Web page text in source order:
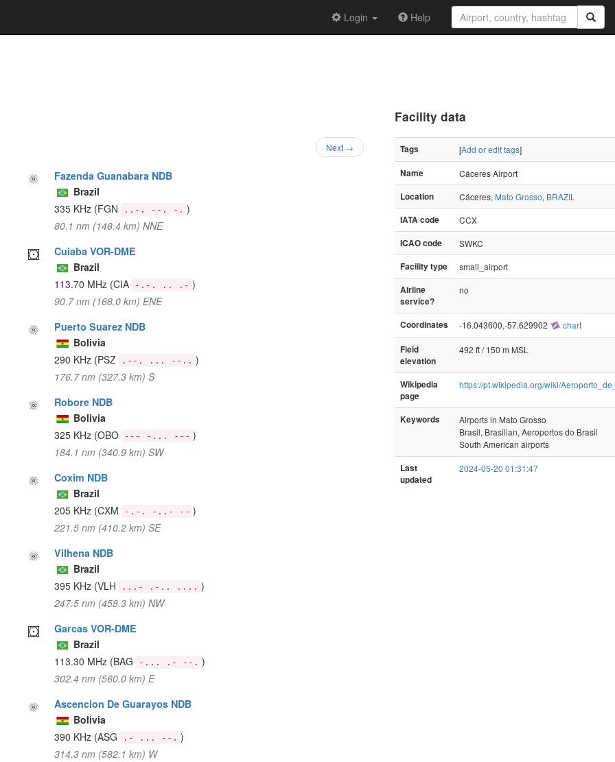
Login Help
Next →
Fazenda Guanabara NDB
Brazil
335 KHz (FGN ..-. --. -. )
80.1 nm (148.4 km) NNE
Cuiaba VOR-DME
Brazil
113.70 MHz (CIA -.-. .. .- )
90.7 nm (168.0 km) ENE
Puerto Suarez NDB
Bolivia
290 KHz (PSZ .--. ... --.. )
176.7 nm (327.3 km) S
Robore NDB
Bolivia
325 KHz (OBO --- -... --- )
184.1 nm (340.9 km) SW
Coxim NDB
Brazil
205 KHz (CXM -.-. -..- -- )
221.5 nm (410.2 km) SE
Vilhena NDB
Brazil
395 KHz (VLH ...- .-.. .... )
247.5 nm (458.3 km) NW
Garcas VOR-DME
Brazil
113.30 MHz (BAG -... .- --. )
302.4 nm (560.0 km) E
Ascencion De Guarayos NDB
Bolivia
390 KHz (ASG .- ... --. )
314.3 nm (582.1 km) W
Facility data
Tags [Add or edit tags]
Name
Cáceres Airport
Location
Cáceres, Mato Grosso, BRAZIL
IATA code
CCX
ICAO code
SWKC
Facility type
small_airport
Airline
service?
no
Coordinates -16.043600,-57.629902 chart
Field
elevation
492 ft / 150 m MSL
Wikipedia
page
https://pt.wikipedia.org/wiki/
Keywords
Airports in Mato Grosso
Brasil, Brasilian, Aeroportos do Brasil
South American airports
Last
updated
2024-05-20 01:31:47